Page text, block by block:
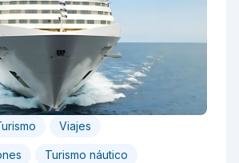
Viajes
Turismo náutico